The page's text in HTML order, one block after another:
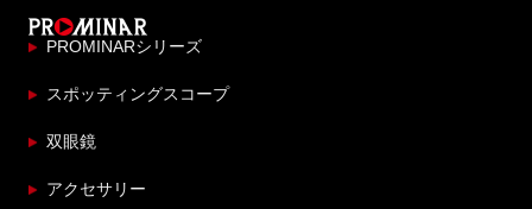
PROMINARシリーズ
スポッティングスコープ
双眼鏡
アクセサリー